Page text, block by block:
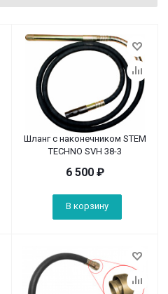
Шланг с наконечником STEM
TECHNO SVH 38-3
6 500 ₽
В корзину